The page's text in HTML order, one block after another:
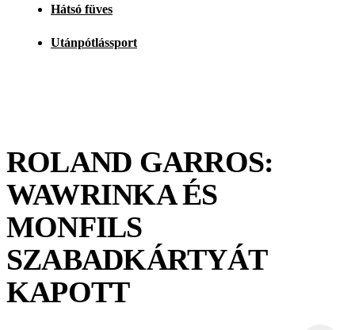
Hátsó füves
Utánpótlássport
ROLAND GARROS:
WAWRINKA ÉS
MONFILS
SZABADKÁRTYÁT
KAPOTT